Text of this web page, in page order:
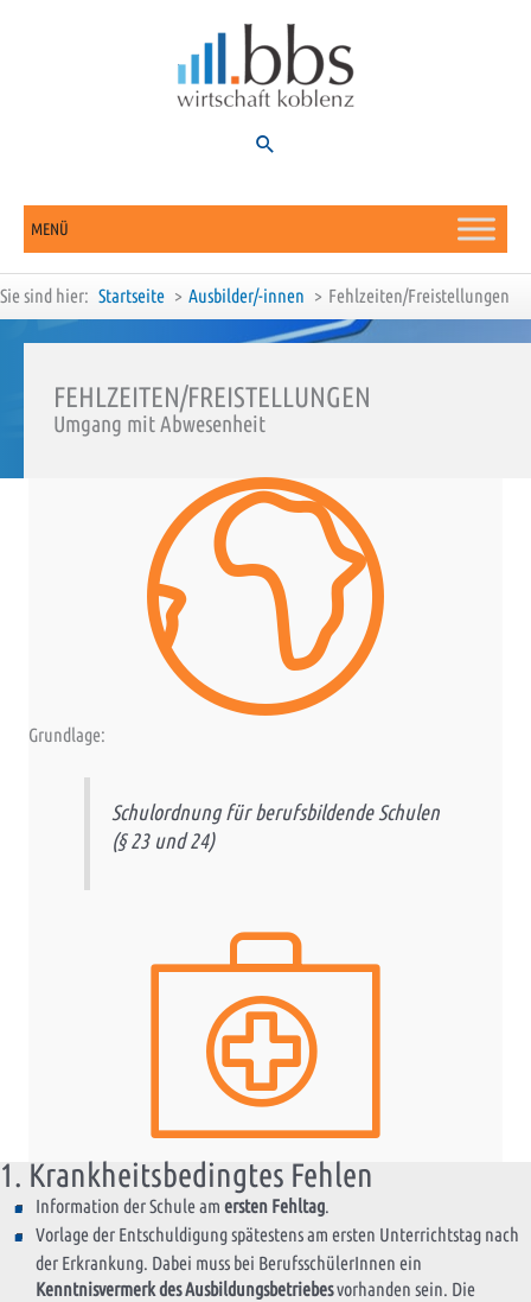
MENÜ
Suchen
Sie sind hier: Startseite Ausbilder/-innen Fehlzeiten/Freistellungen
FEHLZEITEN/FREISTELLUNGEN
Umgang mit Abwesenheit
Grundlage:
Schulordnung für berufsbildende Schulen
(§ 23 und 24)
1. Krankheitsbedingtes Fehlen
Information der Schule am ersten Fehltag.
Vorlage der Entschuldigung spätestens am ersten Unterrichtstag nach
der Erkrankung. Dabei muss bei BerufsschülerInnen ein
Kenntnisvermerk des Ausbildungsbetriebesvorhanden sein. Die